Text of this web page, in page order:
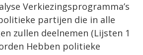
Verkiezingsprogramma’s
partijen die in alle
zullen deelnemen (Lijsten 1
Hebben politieke